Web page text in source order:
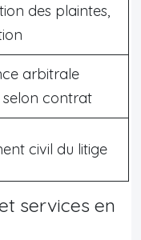
des plaintes,
arbitrale
contrat
civil du litige
services en